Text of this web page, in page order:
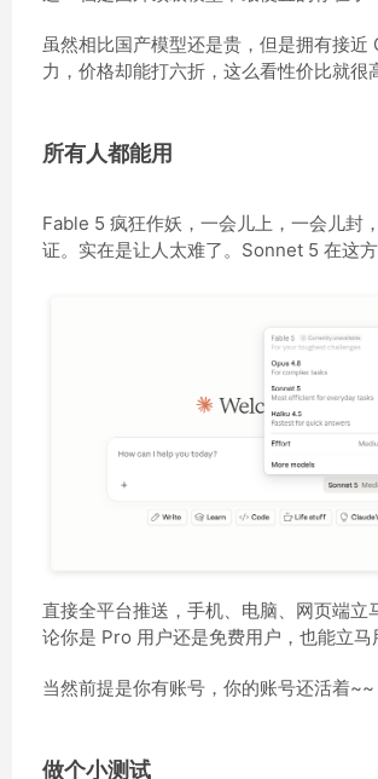
虽然相比国产模型还是贵，但是拥有接近
力，价格却能打六折，这么看性价比就很
所有人都能用
Fable 5 疯狂作妖，一会儿上，一会儿封
证。实在是让人太难了。Sonnet 5 在这方
直接全平台推送，手机、电脑、网页端立
论你是 Pro 用户还是免费用户，也能立马
当然前提是你有账号，你的账号还活着~~
做个小测试